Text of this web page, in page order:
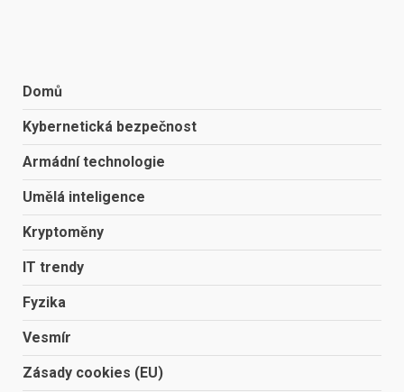
Domů
Kybernetická bezpečnost
Armádní technologie
Umělá inteligence
Kryptoměny
IT trendy
Fyzika
Vesmír
Zásady cookies (EU)